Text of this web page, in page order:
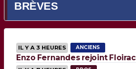
BRÈVES
IL Y A 3 HEURES ANCIENS
Enzo Fernandes rejoint Floirac